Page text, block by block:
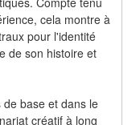
cela montre à
pour l'identité
de son histoire et
base et dans le
créatif à long